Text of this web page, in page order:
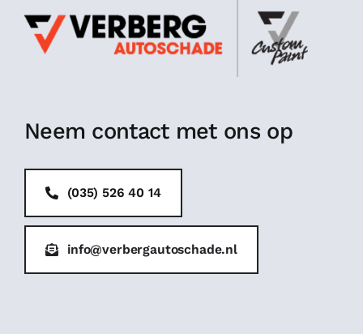
Contact
Neem contact met ons op
(035) 526 40 14
info@verbergautoschade.nl